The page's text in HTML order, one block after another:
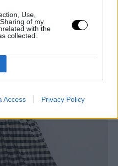
Use,
of my
with the
collected.
Access Privacy Policy